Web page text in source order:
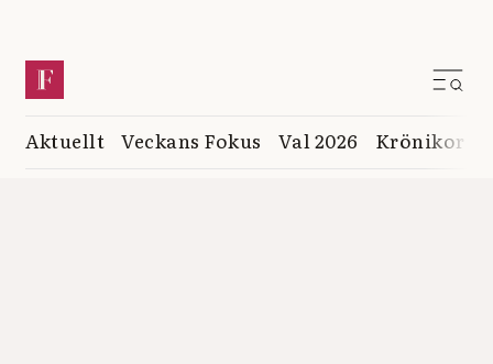
Aktuellt Veckans Fokus Val 2026 Krönikor